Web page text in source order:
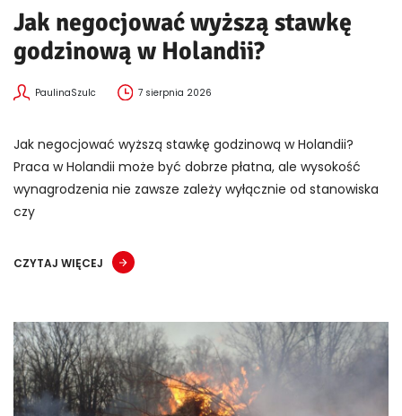
Jak negocjować wyższą stawkę
godzinową w Holandii?
PaulinaSzulc 7 sierpnia 2026
Jak negocjować wyższą stawkę godzinową w Holandii?
Praca w Holandii może być dobrze płatna, ale wysokość
wynagrodzenia nie zawsze zależy wyłącznie od stanowiska
czy
CZYTAJ WIĘCEJ